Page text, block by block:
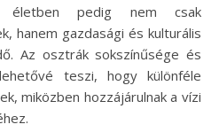
életben pedig nem csak
hanem gazdasági és kulturális
Az osztrák sokszínűsége és
teszi, hogy különféle
miközben hozzájárulnak a vízi